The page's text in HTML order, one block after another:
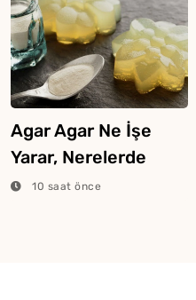
Agar Agar Ne İşe
Yarar, Nerelerde
Kullanılır?
10 saat önce